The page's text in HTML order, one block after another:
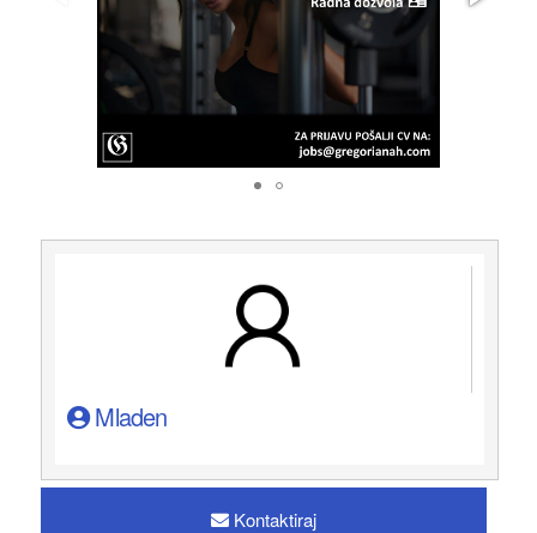
Mladen
Kontaktiraj